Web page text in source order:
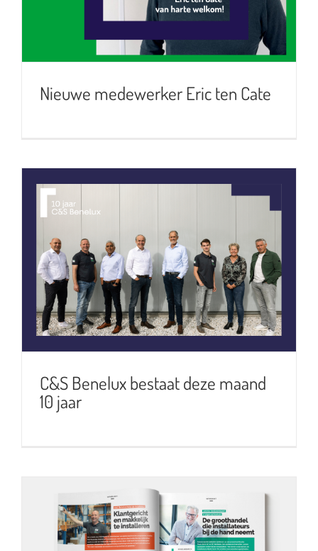
Nieuwe medewerker Eric ten Cate
C&S Benelux bestaat deze maand
10 jaar
C&S Benelux bestaat deze maand
10 jaar